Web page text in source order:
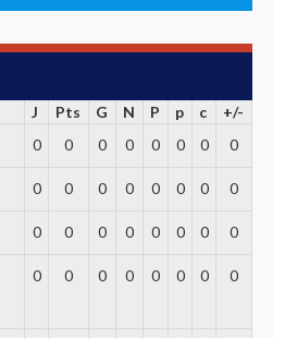
J Pts G N P p c
+/-
0 0 0 0 0 0 0 0
0 0 0 0 0 0 0 0
0 0 0 0 0 0 0 0
0 0 0 0 0 0 0 0